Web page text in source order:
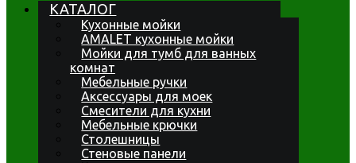
КАТАЛОГ
Кухонные мойки
AMALET кухонные мойки
Мойки для тумб для ванных
комнат
Мебельные ручки
Аксессуары для моек
Смесители для кухни
Мебельные крючки
Столешницы
Стеновые панели